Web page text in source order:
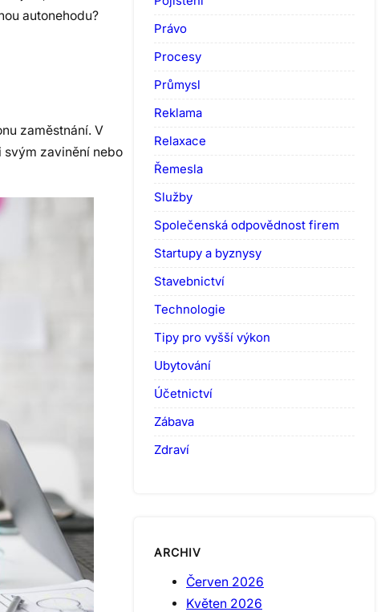
autonehodu?
zaměstnání. V
svým zavinění nebo
Právo
Procesy
Průmysl
Reklama
Relaxace
Řemesla
Služby
Společenská odpovědnost firem
Startupy a byznysy
Stavebnictví
Technologie
Tipy pro vyšší výkon
Ubytování
Účetnictví
Zábava
Zdraví
ARCHIV
Červen 2026
Květen 2026